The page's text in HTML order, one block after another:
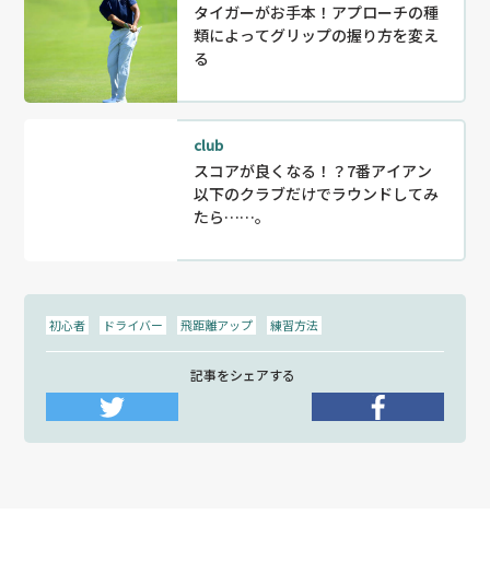
タイガーがお手本！アプローチの種
類によってグリップの握り方を変え
る
club
スコアが良くなる！？7番アイアン
以下のクラブだけでラウンドしてみ
たら……。
初心者 ドライバー 飛距離アップ 練習方法
記事をシェアする